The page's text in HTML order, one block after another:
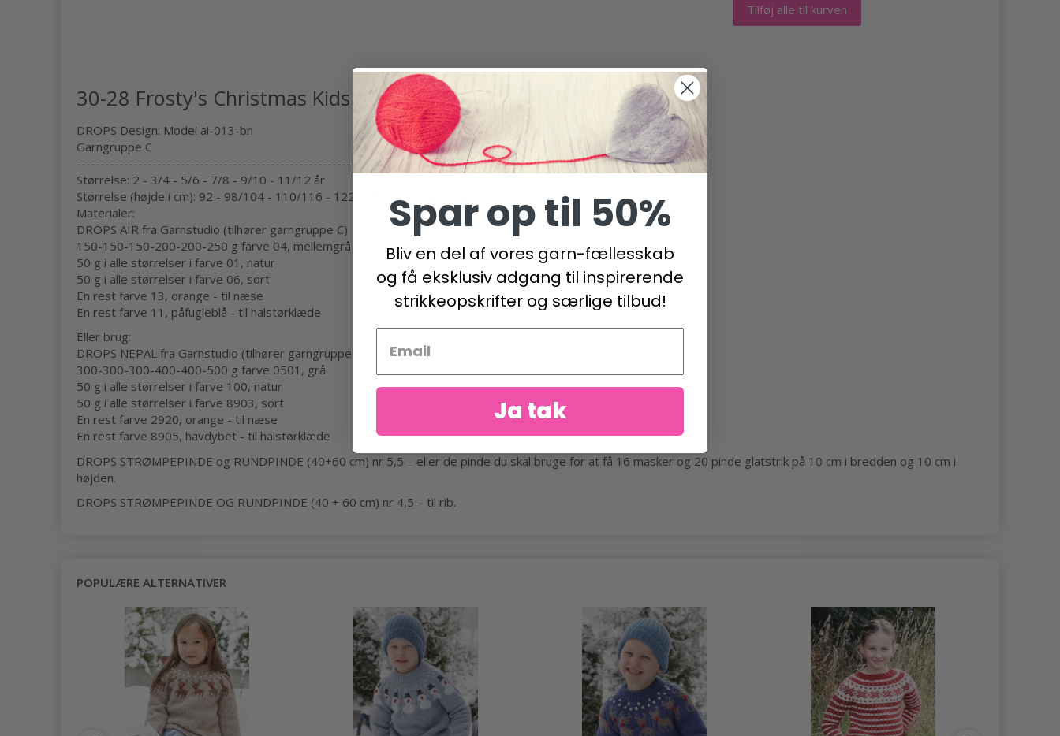
Tilføj alle til kurven
30-28 Frosty's Christmas Kids by DROPS Design
DROPS Design: Model ai-013-bn
Garngruppe C
-----------------------------------------------------------
Størrelse: 2 - 3/4 - 5/6 - 7/8 - 9/10 - 11/12 år
Størrelse (højde i cm): 92 - 98/104 - 110/116 - 122/128 - 134/140 - 146/152
Materialer:
DROPS AIR fra Garnstudio (tilhører garngruppe C)
150-150-150-200-200-250 g farve 04, mellemgrå
50 g i alle størrelser i farve 01, natur
50 g i alle størrelser i farve 06, sort
En rest farve 13, orange - til næse
En rest farve 11, påfugleblå - til halstørklæde
Eller brug:
DROPS NEPAL fra Garnstudio (tilhører garngruppe C)
300-300-300-400-400-500 g farve 0501, grå
50 g i alle størrelser i farve 100, natur
50 g i alle størrelser i farve 8903, sort
En rest farve 2920, orange - til næse
En rest farve 8905, havdybet - til halstørklæde
DROPS STRØMPEPINDE og RUNDPINDE (40+60 cm) nr 5,5 – eller de pinde du skal bruge for at få 16 masker og 20 pinde glatstrik på 10 cm i bredden og 10 cm i
højden.
DROPS STRØMPEPINDE OG RUNDPINDE (40 + 60 cm) nr 4,5 – til rib.
POPULÆRE ALTERNATIVER
Spar op til 50%
Bliv en del af vores garn-fællesskab
og få eksklusiv adgang til inspirerende
strikkeopskrifter og særlige tilbud!
Ja tak